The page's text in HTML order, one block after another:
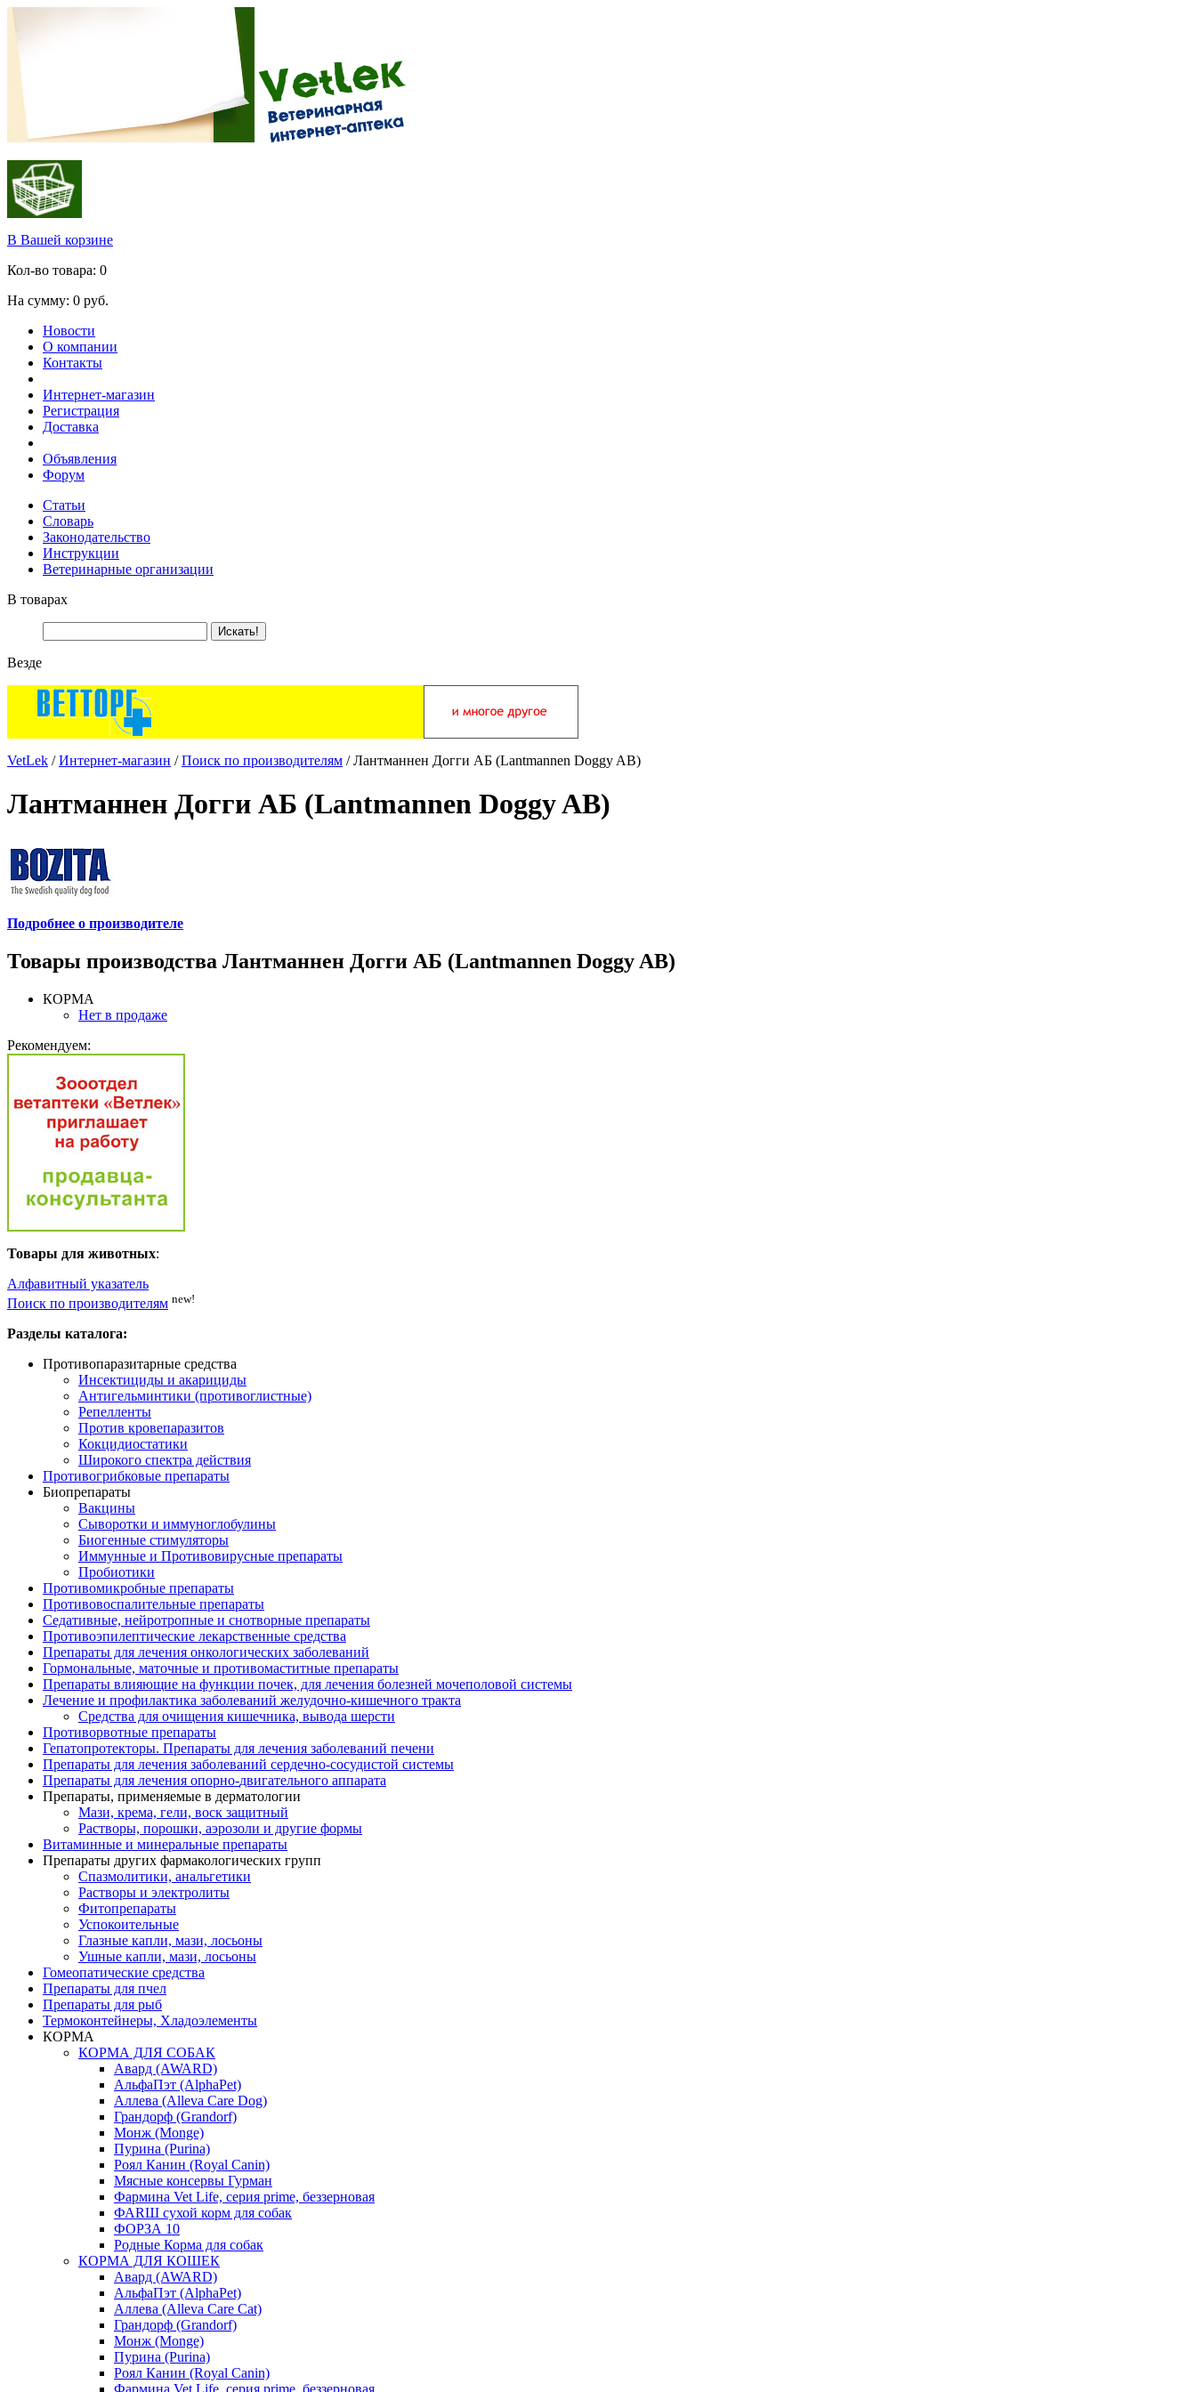
В Вашей корзине
Кол-во товара: 0
На сумму: 0 руб.
Новости
О компании
Контакты
Интернет-магазин
Регистрация
Доставка
Объявления
Форум
Статьи
Словарь
Законодательство
Инструкции
Ветеринарные организации
В товарах
Везде
VetLek /Интернет-магазин /Поиск по производителям / Лантманнен Догги АБ (Lantmannen Doggy AB)
Лантманнен Догги АБ (Lantmannen Doggy AB)
Подробнее о производителе
Товары производства Лантманнен Догги АБ (Lantmannen Doggy AB)
КОРМА
Нет в продаже
Рекомендуем:
Товары для животных:
Алфавитный указатель
Поиск по производителям new!
Разделы каталога:
Противопаразитарные средства
Инсектициды и акарициды
Антигельминтики (противоглистные)
Репелленты
Против кровепаразитов
Кокцидиостатики
Широкого спектра действия
Противогрибковые препараты
Биопрепараты
Вакцины
Сыворотки и иммуноглобулины
Биогенные стимуляторы
Иммунные и Противовирусные препараты
Пробиотики
Противомикробные препараты
Противовоспалительные препараты
Седативные, нейротропные и снотворные препараты
Противоэпилептические лекарственные средства
Препараты для лечения онкологических заболеваний
Гормональные, маточные и противомаститные препараты
Препараты влияющие на функции почек, для лечения болезней мочеполовой системы
Лечение и профилактика заболеваний желудочно-кишечного тракта
Средства для очищения кишечника, вывода шерсти
Противорвотные препараты
Гепатопротекторы. Препараты для лечения заболеваний печени
Препараты для лечения заболеваний сердечно-сосудистой системы
Препараты для лечения опорно-двигательного аппарата
Препараты, применяемые в дерматологии
Мази, крема, гели, воск защитный
Растворы, порошки, аэрозоли и другие формы
Витаминные и минеральные препараты
Препараты других фармакологических групп
Спазмолитики, анальгетики
Растворы и электролиты
Фитопрепараты
Успокоительные
Глазные капли, мази, лосьоны
Ушные капли, мази, лосьоны
Гомеопатические средства
Препараты для пчел
Препараты для рыб
Термоконтейнеры, Хладоэлементы
КОРМА
КОРМА ДЛЯ СОБАК
Авард (AWARD)
АльфаПэт (AlphaPet)
Аллева (Alleva Care Dog)
Грандорф (Grandorf)
Монж (Monge)
Пурина (Purina)
Роял Канин (Royal Canin)
Мясные консервы Гурман
Фармина Vet Life, серия prime, беззерновая
ФАRШ сухой корм для собак
ФОРЗА 10
Родные Корма для собак
КОРМА ДЛЯ КОШЕК
Авард (AWARD)
АльфаПэт (AlphaPet)
Аллева (Alleva Care Cat)
Грандорф (Grandorf)
Монж (Monge)
Пурина (Purina)
Роял Канин (Royal Canin)
Фармина Vet Life, серия prime, беззерновая